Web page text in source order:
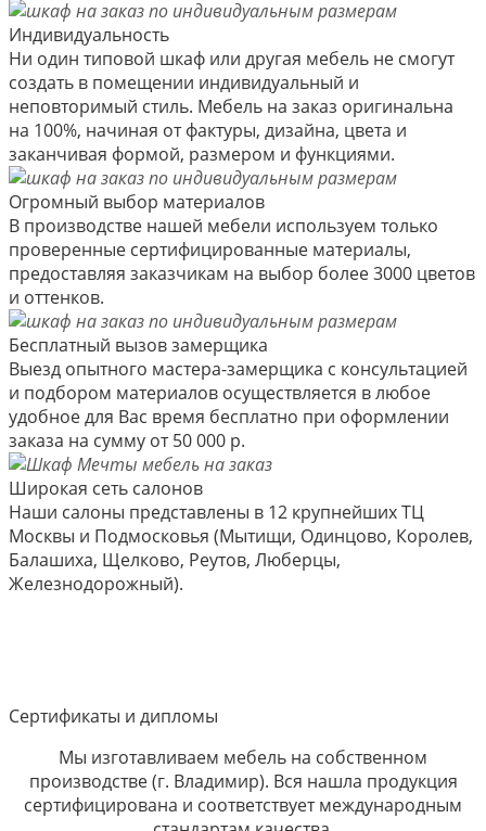
Индивидуальность
Ни один типовой шкаф или другая мебель не смогут
создать в помещении индивидуальный и
неповторимый стиль. Мебель на заказ оригинальна
на 100%, начиная от фактуры, дизайна, цвета и
заканчивая формой, размером и функциями.
Огромный выбор материалов
В производстве нашей мебели используем только
проверенные сертифицированные материалы,
предоставляя заказчикам на выбор более 3000 цветов
и оттенков.
Бесплатный вызов замерщика
Выезд опытного мастера-замерщика с консультацией
и подбором материалов осуществляется в любое
удобное для Вас время бесплатно при оформлении
заказа на сумму от 50 000 р.
Широкая сеть салонов
Наши салоны представлены в 12 крупнейших ТЦ
Москвы и Подмосковья (Мытищи, Одинцово, Королев,
Балашиха, Щелково, Реутов, Люберцы,
Железнодорожный).
Сертификаты и дипломы
Мы изготавливаем мебель на собственном
производстве (г. Владимир). Вся нашла продукция
сертифицирована и соответствует международным